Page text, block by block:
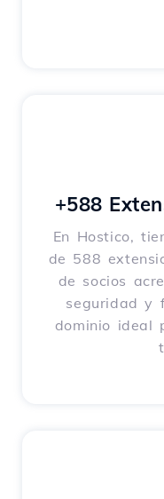
+588
En Hostico,
de 588
de socios
seguridad y
dominio ideal